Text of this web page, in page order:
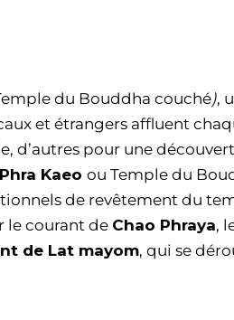
du Bouddha couché),
et étrangers affluent
d’autres pour une
Kaeo ou Temple du
de revêtement du
le courant de Chao Phraya,
de Lat mayom, qui se